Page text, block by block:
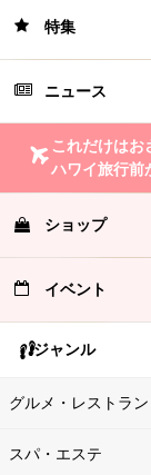
特集
ニュース
これだけはお
ハワイ旅行前
ショップ
イベント
ジャンル
グルメ・レストラン
スパ・エステ